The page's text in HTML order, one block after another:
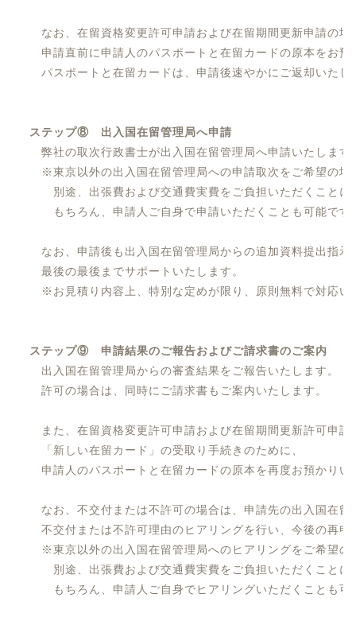
なお、在留資格変更許可申請および在留期間更新申請の場
申請直前に申請人のパスポートと在留カードの原本をお預
パスポートと在留カードは、申請後速やかにご返却いたし
ステップ⑧ 出入国在留管理局へ申請
弊社の取次行政書士が出入国在留管理局へ申請いたします
※東京以外の出入国在留管理局への申請取次をご希望の場
別途、出張費および交通費実費をご負担いただくことに
もちろん、申請人ご自身で申請いただくことも可能です
なお、申請後も出入国在留管理局からの追加資料提出指示
最後の最後までサポートいたします。
※お見積り内容上、特別な定めが限り、原則無料で対応い
ステップ⑨ 申請結果のご報告およびご請求書のご案内
出入国在留管理局からの審査結果をご報告いたします。
許可の場合は、同時にご請求書もご案内いたします。
また、在留資格変更許可申請および在留期間更新許可申請
「新しい在留カード」の受取り手続きのために、
申請人のパスポートと在留カードの原本を再度お預かりい
なお、不交付または不許可の場合は、申請先の出入国在留
不交付または不許可理由のヒアリングを行い、今後の再申
※東京以外の出入国在留管理局へのヒアリングをご希望の
別途、出張費および交通費実費をご負担いただくことに
もちろん、申請人ご自身でヒアリングいただくことも可